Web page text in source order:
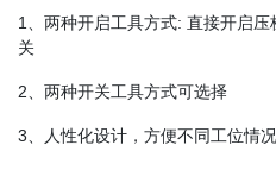
1、两种开启工具方式: 直接开启
关
2、两种开关工具方式可选择
3、人性化设计，方便不同工位情